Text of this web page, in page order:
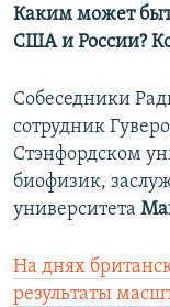
Каким может
США и России?
Собеседники
сотрудник
Стэнфордском
биофизик,
университета
На днях
результаты